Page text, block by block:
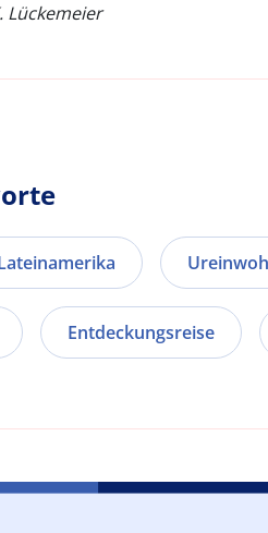
Lückemeier
Entdeckungsreise